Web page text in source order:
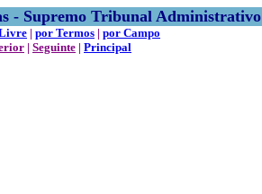
- Supremo Tribunal Administrativo
| por Termos | por Campo
| Seguinte | Principal